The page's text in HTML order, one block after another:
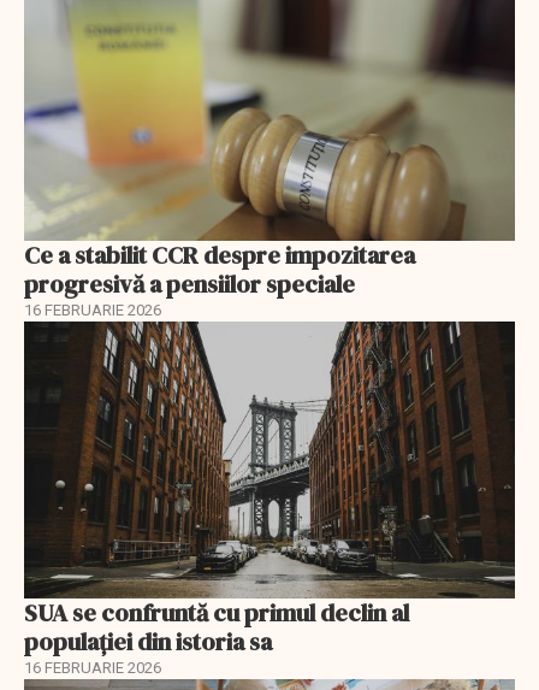
Ce a stabilit CCR despre impozitarea
progresivă a pensiilor speciale
16 FEBRUARIE 2026
SUA se confruntă cu primul declin al
populației din istoria sa
16 FEBRUARIE 2026